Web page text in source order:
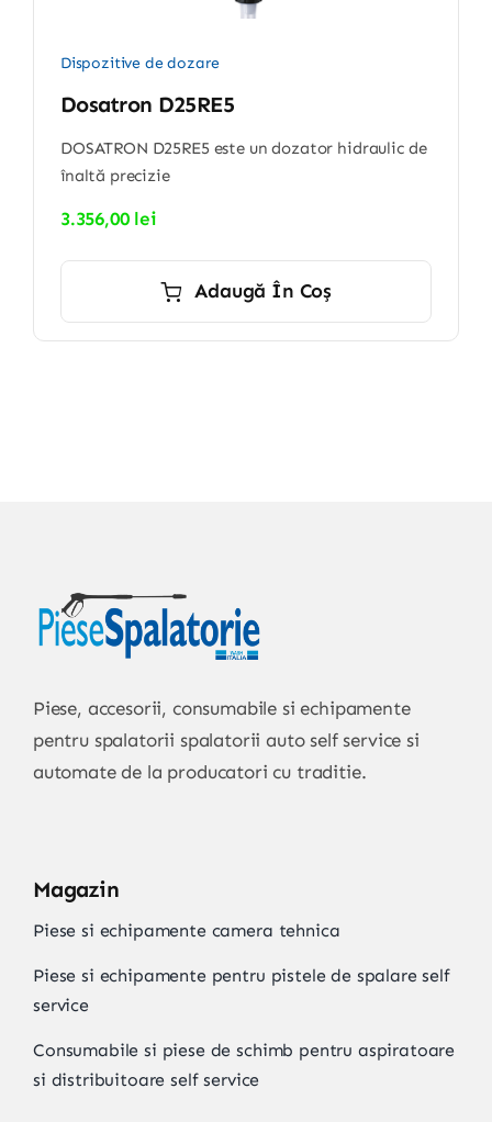
Dispozitive de dozare
Dosatron D25RE5
DOSATRON D25RE5 este un dozator hidraulic de
înaltă precizie
3.356,00 lei
Adaugă În Coș
Piese, accesorii, consumabile si echipamente
pentru spalatorii spalatorii auto self service si
automate de la producatori cu traditie.
Magazin
Piese si echipamente camera tehnica
Piese si echipamente pentru pistele de spalare self
service
Consumabile si piese de schimb pentru aspiratoare
si distribuitoare self service